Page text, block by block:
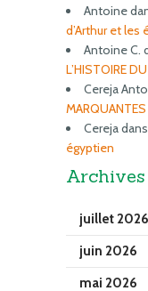
Antoine
d’Arthur et les
Antoine C.
L’HISTOIRE
Cereja
MARQUANTES
Cerejadans
égyptien
Archives
juillet 2026
juin 2026
mai 2026